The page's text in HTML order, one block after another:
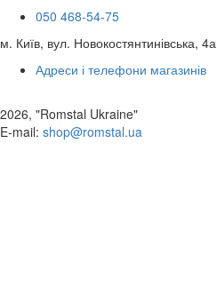
050 468-54-75
м. Київ, вул. Новокостянтинівська, 4а
Адреси і телефони магазинів
2026, "Romstal Ukraine"
​E-mail: shop@romstal.ua